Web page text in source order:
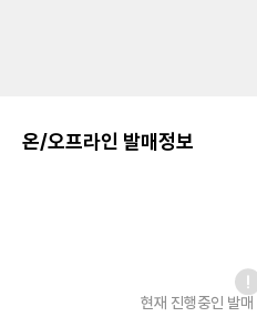
온/오프라인 발매정보
현재 진행중인 발매